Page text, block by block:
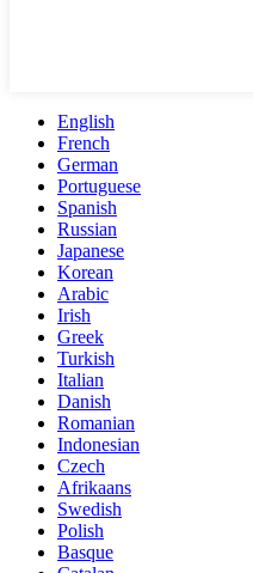
English
French
German
Portuguese
Spanish
Russian
Japanese
Korean
Arabic
Irish
Greek
Turkish
Italian
Danish
Romanian
Indonesian
Czech
Afrikaans
Swedish
Polish
Basque